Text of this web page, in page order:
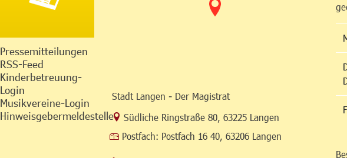
Pressemitteilungen
RSS-Feed
Kinderbetreuung-
Login
Musikvereine-Login
Hinweisgebermeldestelle
Stadt Langen - Der Magistrat
Link zur Google-Maps Navigation
Südliche Ringstraße 80 63225 Langen
Postfach: Postfach 16 40, 63206 Langen